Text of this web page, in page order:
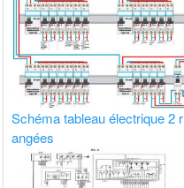
Schéma tableau électrique 2 r
angées